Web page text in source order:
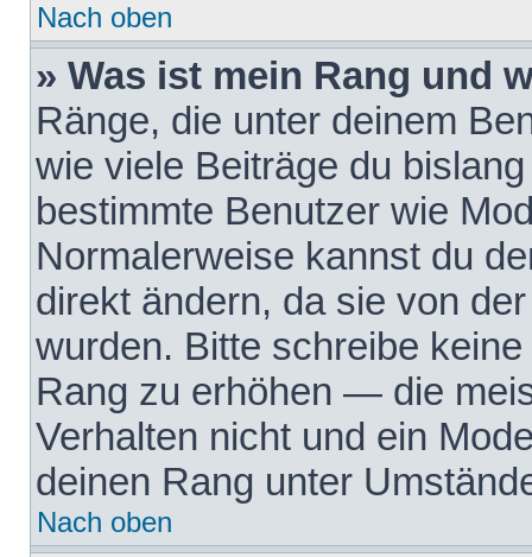
Nach oben
» Was ist mein Rang und
Ränge, die unter deinem
wie viele Beiträge du
bestimmte Benutzer wie
Normalerweise kannst du
direkt ändern, da sie von
wurden. Bitte schreibe
Rang zu erhöhen — die
Verhalten nicht und ein
deinen Rang unter
Nach oben